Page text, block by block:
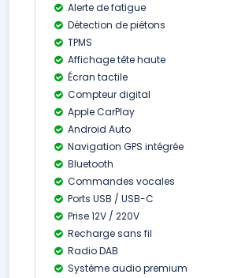
Alerte de fatigue
Détection de piétons
TPMS
Affichage tête haute
Écran tactile
Compteur digital
Apple CarPlay
Android Auto
Navigation GPS intégrée
Bluetooth
Commandes vocales
Ports USB / USB-C
Prise 12V / 220V
Recharge sans fil
Radio DAB
Système audio premium